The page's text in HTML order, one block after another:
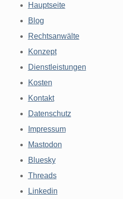
Hauptseite
Blog
Rechtsanwälte
Konzept
Dienstleistungen
Kosten
Kontakt
Datenschutz
Impressum
Mastodon
Bluesky
Threads
Linkedin